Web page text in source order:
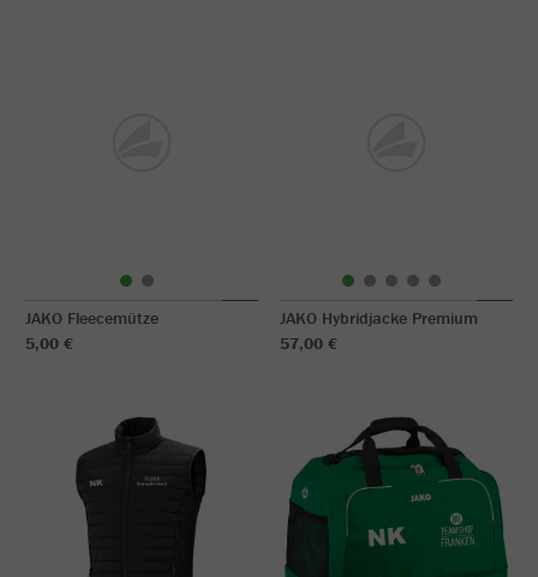
JAKO Fleecemütze
5,00 €
JAKO Hybridjacke Premium
57,00 €